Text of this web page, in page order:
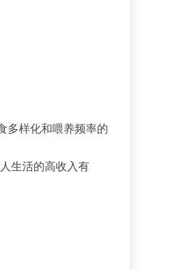
多样化和喂养频率的
生活的高收入有